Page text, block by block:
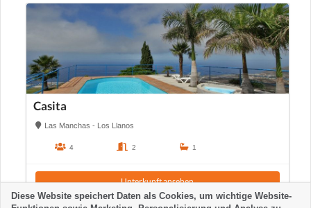
Casita
Las Manchas - Los Llanos
4 2 1
Unterkunft ansehen
Diese Website speichert Daten als Cookies, um wichtige Website-